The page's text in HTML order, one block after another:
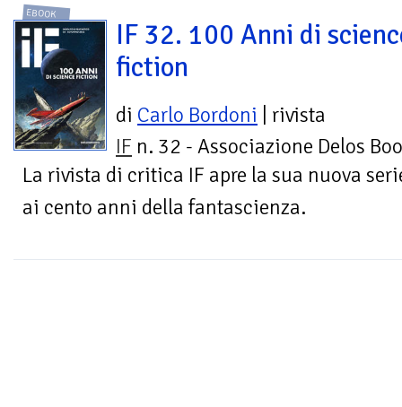
EBOOK
IF 32. 100 Anni di
fiction
di Carlo Bordoni | rivista
IF n. 32 - Associazione Delos
La rivista di critica IF apre la sua nuova
ai cento anni della fantascienza.